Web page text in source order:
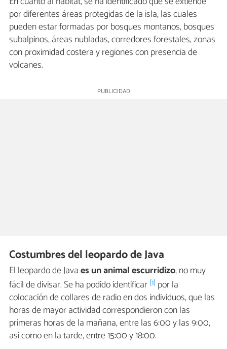
por diferentes áreas protegidas de la isla, las cuales
pueden estar formadas por bosques montanos, bosques
subalpinos, áreas nubladas, corredores forestales, zonas
con proximidad costera y regiones con presencia de
volcanes.
Costumbres del leopardo de Java
El leopardo de Javaes un animal escurridizo, no muy
fácil de divisar. Se ha podido identificar [1] por la
colocación de collares de radio en dos individuos, que las
horas de mayor actividad correspondieron con las
primeras horas de la mañana, entre las 6:00 y las 9:00,
así como en la tarde, entre 15:00 y 18:00.